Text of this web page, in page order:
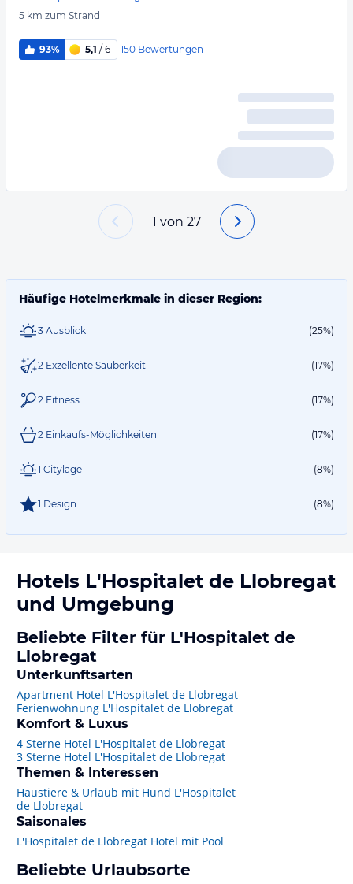
5 km zum Strand
93% 5,1 / 6 150 Bewertungen
1 von 27
Häufige Hotelmerkmale in dieser Region:
3 Ausblick (25%)
2 Exzellente Sauberkeit (17%)
2 Fitness (17%)
2 Einkaufs-Möglichkeiten (17%)
1 Citylage (8%)
1 Design (8%)
Hotels L'Hospitalet de Llobregat
und Umgebung
Beliebte Filter für L'Hospitalet de
Llobregat
Unterkunftsarten
Apartment Hotel L'Hospitalet de Llobregat
Ferienwohnung L'Hospitalet de Llobregat
Komfort & Luxus
4 Sterne Hotel L'Hospitalet de Llobregat
3 Sterne Hotel L'Hospitalet de Llobregat
Themen & Interessen
Haustiere & Urlaub mit Hund L'Hospitalet
de Llobregat
Saisonales
L'Hospitalet de Llobregat Hotel mit Pool
Beliebte Urlaubsorte